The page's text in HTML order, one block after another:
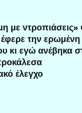
με ντροπιάσεις»
την ερωμένη
κι εγώ ανέβηκα
έλεγχο